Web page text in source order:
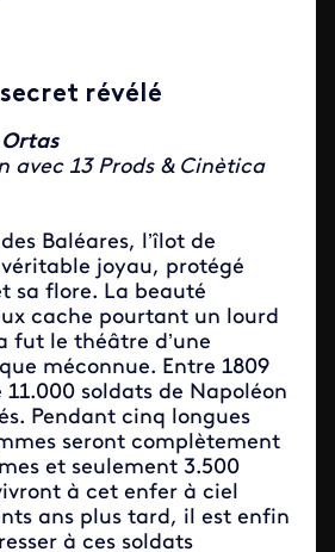
révélé
avec 13 Prods & Cinètica
Baléares, l’îlot de
joyau, protégé
sa flore. La beauté
cache pourtant un lourd
fut le théâtre d’une
méconnue. Entre 1809
11.000 soldats de Napoléon
Pendant cinq longues
seront complètement
et seulement 3.500
à cet enfer à ciel
ans plus tard, il est enfin
à ces soldats